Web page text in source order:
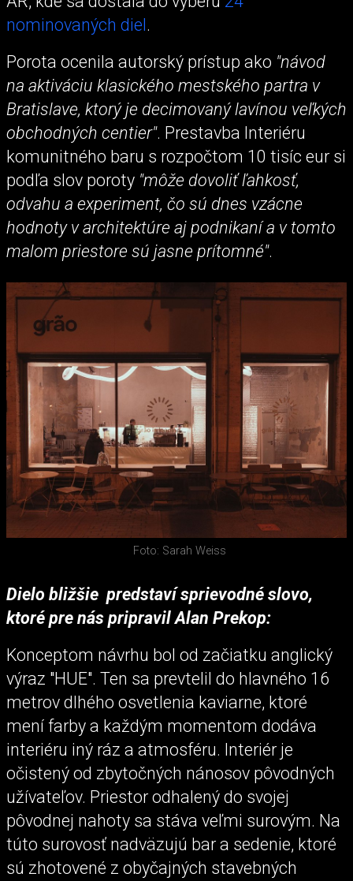
nominovaných diel.
Porota ocenila autorský prístup ako "návod
na aktiváciu klasického mestského partra v
Bratislave, ktorý je decimovaný lavínou veľkých
obchodných centier". Prestavba Interiéru
komunitného baru s rozpočtom 10 tisíc eur si
podľa slov poroty "môže dovoliť ľahkosť,
odvahu a experiment, čo sú dnes vzácne
hodnoty v architektúre aj podnikaní a v tomto
malom priestore sú jasne prítomné".
Foto: Sarah Weiss
Dielo bližšie predstaví sprievodné slovo,
ktoré pre nás pripravil Alan Prekop:
Konceptom návrhu bol od začiatku anglický
výraz "HUE". Ten sa prevtelil do hlavného 16
metrov dlhého osvetlenia kaviarne, ktoré
mení farby a každým momentom dodáva
interiéru iný ráz a atmosféru. Interiér je
očistený od zbytočných nánosov pôvodných
užívateľov. Priestor odhalený do svojej
pôvodnej nahoty sa stáva veľmi surovým. Na
túto surovosť nadväzujú bar a sedenie, ktoré
sú zhotovené z obyčajných stavebných